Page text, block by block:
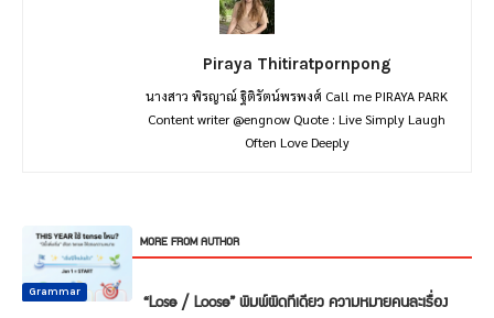
Piraya Thitiratpornpong
นางสาว พิรญาณ์ ฐิติรัตน์พรพงศ์ Call me PIRAYA PARK
Content writer @engnow Quote : Live Simply Laugh
Often Love Deeply
RELATED ARTICLES MORE FROM AUTHOR
Common
Mistake
“Lose / Loose” พิมพ์ผิดทีเดียว ความหมายคนละเรื่อง
Common
Mistake
Common
Mistake
Conversation
Grammar
Grammar